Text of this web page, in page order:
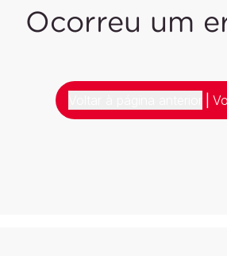
Ocorreu um